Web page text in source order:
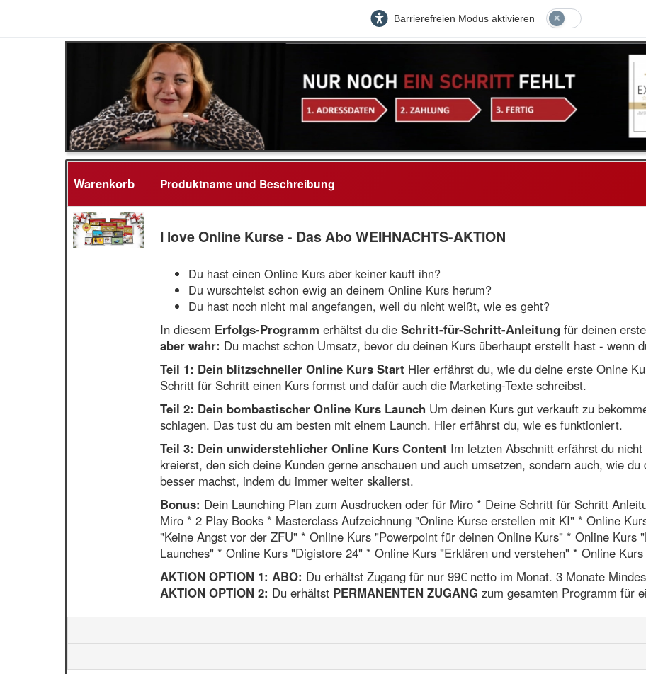
Barrierefreien Modus aktivieren
Warenkorb Produktname und Beschreibung
I love Online Kurse - Das Abo WEIHNACHTS-AKTION
Du hast einen Online Kurs aber keiner kauft ihn?
Du wurschtelst schon ewig an deinem Online Kurs herum?
Du hast noch nicht mal angefangen, weil du nicht weißt, wie es geht?
In diesem Erfolgs-Programm erhältst du die Schritt-für-Schritt-Anleitung für deinen
aber wahr: Du machst schon Umsatz, bevor du deinen Kurs überhaupt erstellt hast - wenn
Teil 1: Dein blitzschneller Online Kurs Start Hier erfährst du, wie du deine erste Onine
Schritt für Schritt einen Kurs formst und dafür auch die Marketing-Texte schreibst.
Teil 2: Dein bombastischer Online Kurs Launch Um deinen Kurs gut verkauft zu
schlagen. Das tust du am besten mit einem Launch. Hier erfährst du, wie es funktioniert.
Teil 3: Dein unwiderstehlicher Online Kurs Content Im letzten Abschnitt erfährst du
kreierst, den sich deine Kunden gerne anschauen und auch umsetzen, sondern auch, wie
besser machst, indem du immer weiter skalierst.
Bonus: Dein Launching Plan zum Ausdrucken oder für Miro * Deine Schritt für Schritt
Miro * 2 Play Books * Masterclass Aufzeichnung "Online Kurse erstellen mit KI" * Online
"Keine Angst vor der ZFU" * Online Kurs "Powerpoint für deinen Online Kurs" * Online Kurs
Launches" * Online Kurs "Digistore 24" * Online Kurs "Erklären und verstehen" * Online
AKTION OPTION 1: ABO: Du erhältst Zugang für nur 99€ netto im Monat. 3 Monate
AKTION OPTION 2: Du erhältst PERMANENTEN ZUGANG zum gesamten Programm für